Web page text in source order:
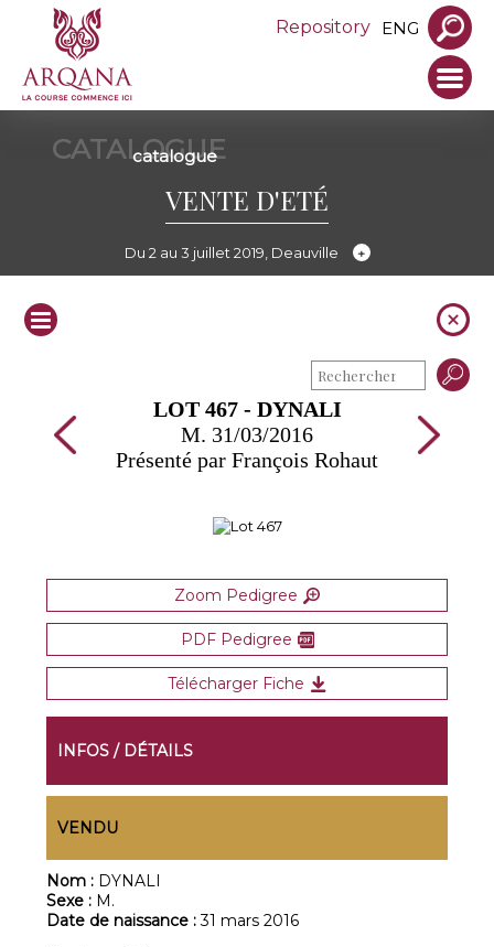
Repository ENG
CATALOGUE
catalogue
VENTE D'ETÉ
Du 2 au 3 juillet 2019, Deauville
LOT 467 - DYNALI
M. 31/03/2016
Présenté par François Rohaut
Zoom Pedigree
PDF Pedigree
Télécharger Fiche
INFOS / DÉTAILS
VENDU
Nom : DYNALI
Sexe : M.
Date de naissance :31 mars 2016